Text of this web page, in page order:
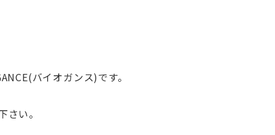
バイオガンス)です。
い。